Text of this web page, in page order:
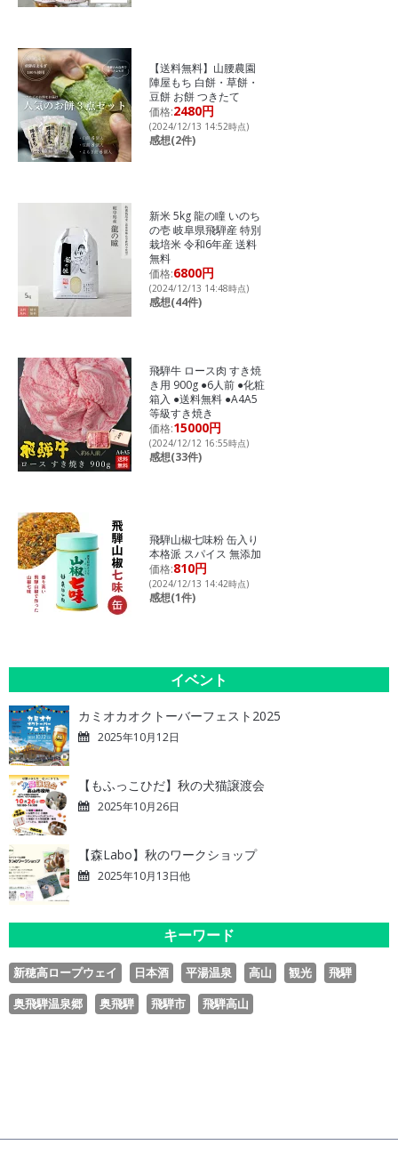
【送料無料】山腰農園
陣屋もち 白餅・草餅・
豆餅 お餅 つきたて
価格:2480円
(2024/12/13 14:52時点)
感想(2件)
新米 5kg 龍の瞳 いのち
の壱 岐阜県飛騨産 特別
栽培米 令和6年産 送料
無料
価格:6800円
(2024/12/13 14:48時点)
感想(44件)
飛騨牛 ロース肉 すき焼
き用 900g ●6人前 ●化粧
箱入 ●送料無料 ●A4A5
等級すき焼き
価格:15000円
(2024/12/12 16:55時点)
感想(33件)
飛騨山椒七味粉 缶入り
本格派 スパイス 無添加
価格:810円
(2024/12/13 14:42時点)
感想(1件)
イベント
カミオカオクトーバーフェスト2025
2025年10月12日
【もふっこひだ】秋の犬猫譲渡会
2025年10月26日
【森Labo】秋のワークショップ
2025年10月13日他
キーワード
新穂高ロープウェイ 日本酒 平湯温泉 高山 観光
飛騨
奥飛騨温泉郷
奥飛騨 飛騨市 飛騨高山